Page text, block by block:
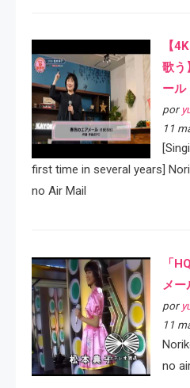
【
歌う
ール
por
11
first time in several years]
no Air Mail
「
メ
por
11
no